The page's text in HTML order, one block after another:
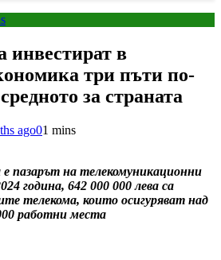
инвестират в
три пъти по-
за страната
ago01 mins
пазарът на телекомуникационни
година, 642 000 000 лева са
телекома, които осигуряват над
работни места